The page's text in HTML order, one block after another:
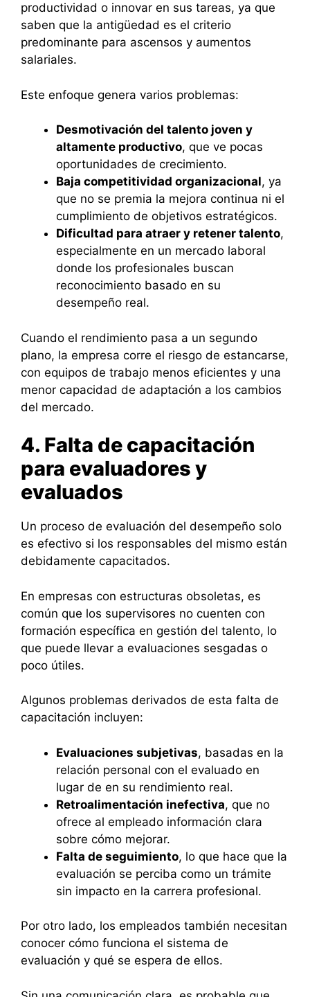
productividad o innovar en sus tareas, ya que
saben que la antigüedad es el criterio
predominante para ascensos y aumentos
salariales.
Este enfoque genera varios problemas:
Desmotivación del talento joven y
altamente productivo, que ve pocas
oportunidades de crecimiento.
Baja competitividad organizacional, ya
que no se premia la mejora continua ni el
cumplimiento de objetivos estratégicos.
Dificultad para atraer y retener talento,
especialmente en un mercado laboral
donde los profesionales buscan
reconocimiento basado en su
desempeño real.
Cuando el rendimiento pasa a un segundo
plano, la empresa corre el riesgo de estancarse,
con equipos de trabajo menos eficientes y una
menor capacidad de adaptación a los cambios
del mercado.
4. Falta de capacitación
para evaluadores y
evaluados
Un proceso de evaluación del desempeño solo
es efectivo si los responsables del mismo están
debidamente capacitados.
En empresas con estructuras obsoletas, es
común que los supervisores no cuenten con
formación específica en gestión del talento, lo
que puede llevar a evaluaciones sesgadas o
poco útiles.
Algunos problemas derivados de esta falta de
capacitación incluyen:
Evaluaciones subjetivas, basadas en la
relación personal con el evaluado en
lugar de en su rendimiento real.
Retroalimentación inefectiva, que no
ofrece al empleado información clara
sobre cómo mejorar.
Falta de seguimiento, lo que hace que la
evaluación se perciba como un trámite
sin impacto en la carrera profesional.
Por otro lado, los empleados también necesitan
conocer cómo funciona el sistema de
evaluación y qué se espera de ellos.